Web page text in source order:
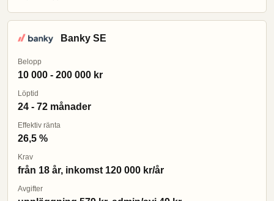
Banky SE
Belopp
10 000 - 200 000 kr
Löptid
24 - 72 månader
Effektiv ränta
26,5 %
Krav
från 18 år, inkomst 120 000 kr/år
Avgifter